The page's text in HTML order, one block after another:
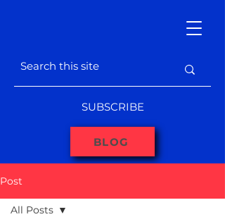
BLOG
SUBSCRIBE
Post
All Posts